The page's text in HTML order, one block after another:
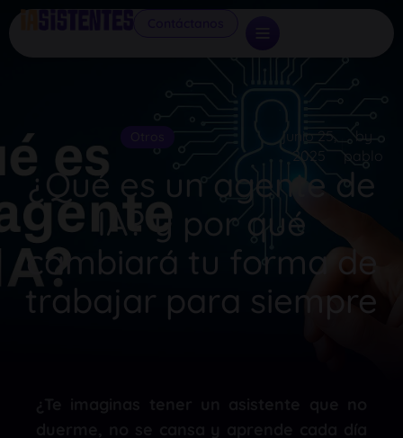
junio 25,
2025
by
pablo
¿Qué es un agente de
IA? y por qué
cambiará tu forma de
trabajar para siempre